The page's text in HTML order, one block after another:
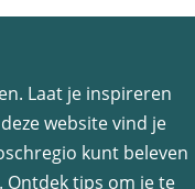
Laat je inspireren
website vind je
kunt beleven
Ontdek tips om je te